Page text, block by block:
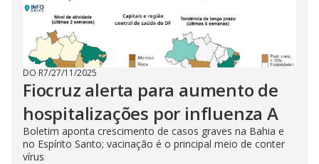
DO R7/27/11/2025
Fiocruz alerta para aumento de
hospitalizações por influenza A
Boletim aponta crescimento de casos graves na Bahia e
no Espírito Santo; vacinação é o principal meio de conter
vírus